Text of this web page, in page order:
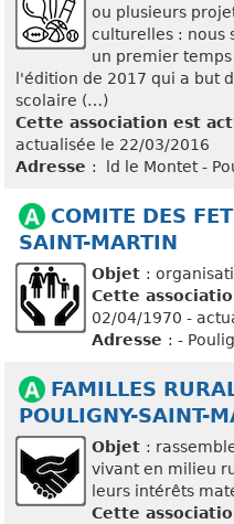
ou plusieurs
culturelles : nous
un premier
l'édition de 2017 qui a but
scolaire (…)
Cette association est
actualisée le 22/03/2016
Adresse : ld le Montet -
COMITE DES
SAINT-MARTIN
Objet :
Cette
02/04/1970 -
Adresse : -
FAMILLES
POULIGNY-SAINT-
Objet :
vivant en milieu
leurs intérêts
Cette